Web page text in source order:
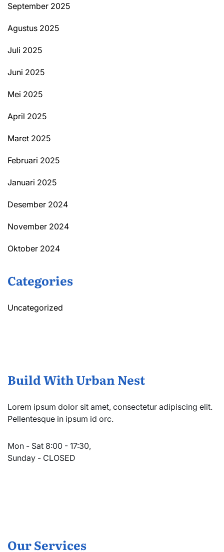
September 2025
Agustus 2025
Juli 2025
Juni 2025
Mei 2025
April 2025
Maret 2025
Februari 2025
Januari 2025
Desember 2024
November 2024
Oktober 2024
Categories
Uncategorized
Build With Urban Nest
Lorem ipsum dolor sit amet, consectetur adipiscing elit.
Pellentesque in ipsum id orc.
Mon - Sat 8:00 - 17:30,
Sunday - CLOSED
Our Services